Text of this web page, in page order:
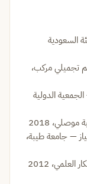
السعودية
تجميلي مركب،
الدولية
2018
— جامعة طيبة،
2012